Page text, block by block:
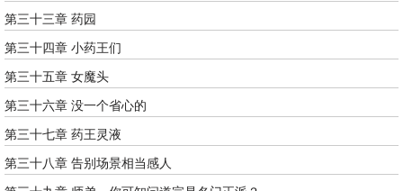
第三十三章 药园
第三十四章 小药王们
第三十五章 女魔头
第三十六章 没一个省心的
第三十七章 药王灵液
第三十八章 告别场景相当感人